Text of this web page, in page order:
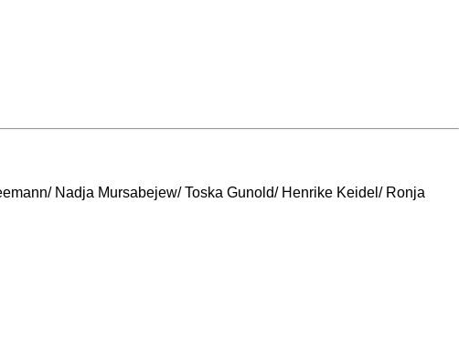
Nadja Mursabejew/ Toska Gunold/ Henrike Keidel/ Ronja